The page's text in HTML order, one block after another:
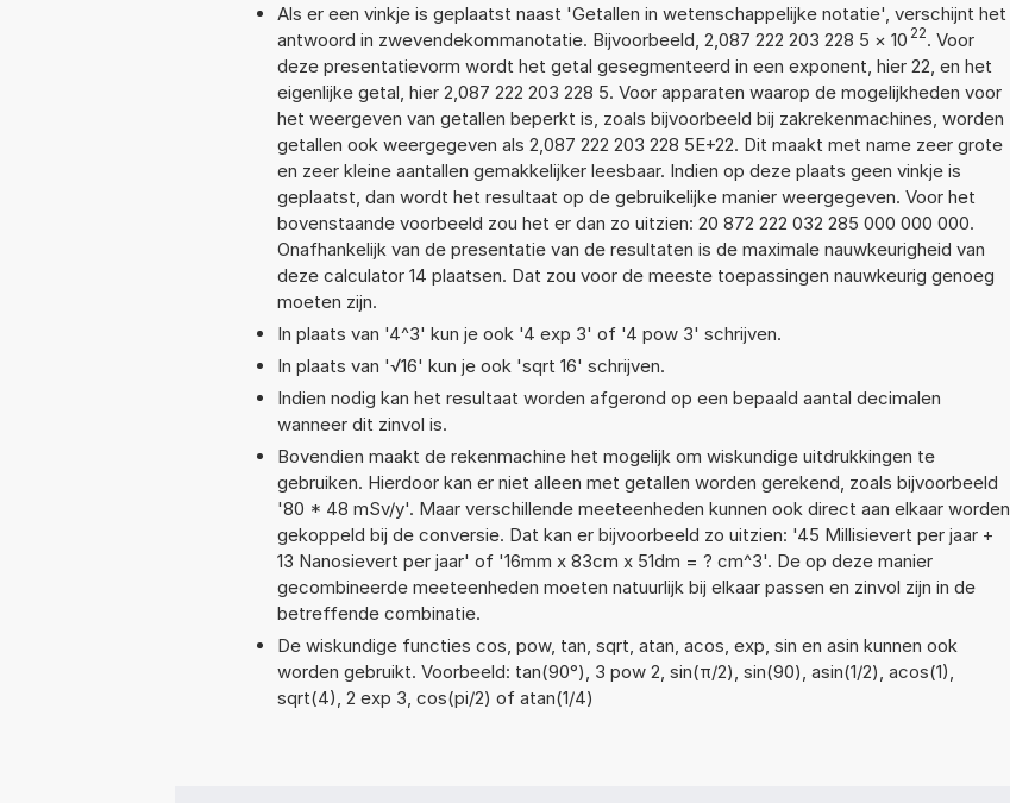
Als er een vinkje is geplaatst naast 'Getallen in wetenschappelijke notatie', verschijnt het
antwoord in zwevendekommanotatie. Bijvoorbeeld, 2,087 222 203 228 5 × 10 22. Voor
deze presentatievorm wordt het getal gesegmenteerd in een exponent, hier 22, en het
eigenlijke getal, hier 2,087 222 203 228 5. Voor apparaten waarop de mogelijkheden voor
het weergeven van getallen beperkt is, zoals bijvoorbeeld bij zakrekenmachines, worden
getallen ook weergegeven als 2,087 222 203 228 5E+22. Dit maakt met name zeer grote
en zeer kleine aantallen gemakkelijker leesbaar. Indien op deze plaats geen vinkje is
geplaatst, dan wordt het resultaat op de gebruikelijke manier weergegeven. Voor het
bovenstaande voorbeeld zou het er dan zo uitzien: 20 872 222 032 285 000 000 000.
Onafhankelijk van de presentatie van de resultaten is de maximale nauwkeurigheid van
deze calculator 14 plaatsen. Dat zou voor de meeste toepassingen nauwkeurig genoeg
moeten zijn.
In plaats van '4^3' kun je ook '4 exp 3' of '4 pow 3' schrijven.
In plaats van '√16' kun je ook 'sqrt 16' schrijven.
Indien nodig kan het resultaat worden afgerond op een bepaald aantal decimalen
wanneer dit zinvol is.
Bovendien maakt de rekenmachine het mogelijk om wiskundige uitdrukkingen te
gebruiken. Hierdoor kan er niet alleen met getallen worden gerekend, zoals bijvoorbeeld
'80 * 48 mSv/y'. Maar verschillende meeteenheden kunnen ook direct aan elkaar worden
gekoppeld bij de conversie. Dat kan er bijvoorbeeld zo uitzien: '45 Millisievert per jaar +
13 Nanosievert per jaar' of '16mm x 83cm x 51dm = ? cm^3'. De op deze manier
gecombineerde meeteenheden moeten natuurlijk bij elkaar passen en zinvol zijn in de
betreffende combinatie.
De wiskundige functies cos, pow, tan, sqrt, atan, acos, exp, sin en asin kunnen ook
worden gebruikt. Voorbeeld: tan(90°), 3 pow 2, sin(π/2), sin(90), asin(1/2), acos(1),
sqrt(4), 2 exp 3, cos(pi/2) of atan(1/4)